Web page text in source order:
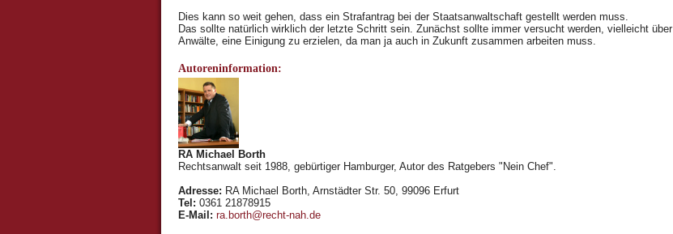
Dies kann so weit gehen, dass ein Strafantrag bei der Staatsanwaltschaft gestellt werden muss.
Das sollte natürlich wirklich der letzte Schritt sein. Zunächst sollte immer versucht werden, vielleicht über
Anwälte, eine Einigung zu erzielen, da man ja auch in Zukunft zusammen arbeiten muss.
Autoreninformation:
RA Michael Borth
Rechtsanwalt seit 1988, gebürtiger Hamburger, Autor des Ratgebers "Nein Chef".
Adresse: RA Michael Borth, Arnstädter Str. 50, 99096 Erfurt
Tel: 0361 21878915
E-Mail: ra.borth@recht-nah.de